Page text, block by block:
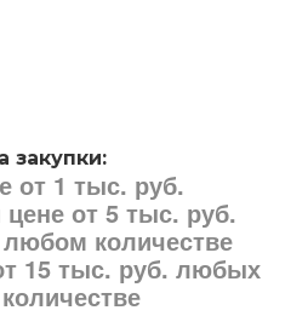
закупки:
от 1 тыс. руб.
от 5 тыс. руб.
количестве
15 тыс. руб. любых